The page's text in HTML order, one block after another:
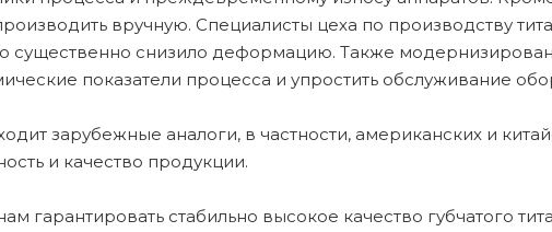
вручную. Специалисты цеха по производству
существенно снизило деформацию. Также
показатели процесса и упростить обслуживание
зарубежные аналоги, в частности, американских и
и качество продукции.
гарантировать стабильно высокое качество губчатого